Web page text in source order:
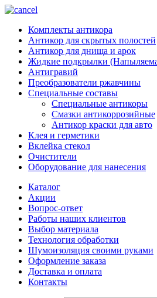
Комплекты антикора
Антикор для скрытых полостей
Антикор для днища и арок
Жидкие подкрылки
Антигравий
Преобразователи ржавчины
Специальные составы
Специальные антикоры
Смазки антикоррозийные
Антикор краски для авто
Клея и герметики
Вклейка стекол
Очистители
Оборудование для нанесения
Каталог
Акции
Вопрос-ответ
Работы наших клиентов
Выбор материала
Технология обработки
Шумоизоляция своими руками
Оформление заказа
Доставка и оплата
Контакты